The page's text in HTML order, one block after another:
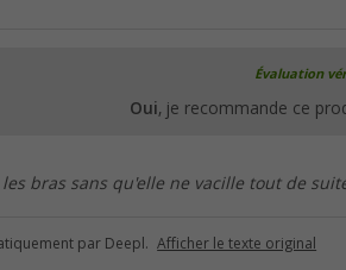
Évaluation
Oui, je recommande ce
bras sans qu'elle ne vacille tout de
par Deepl. Afficher le texte original